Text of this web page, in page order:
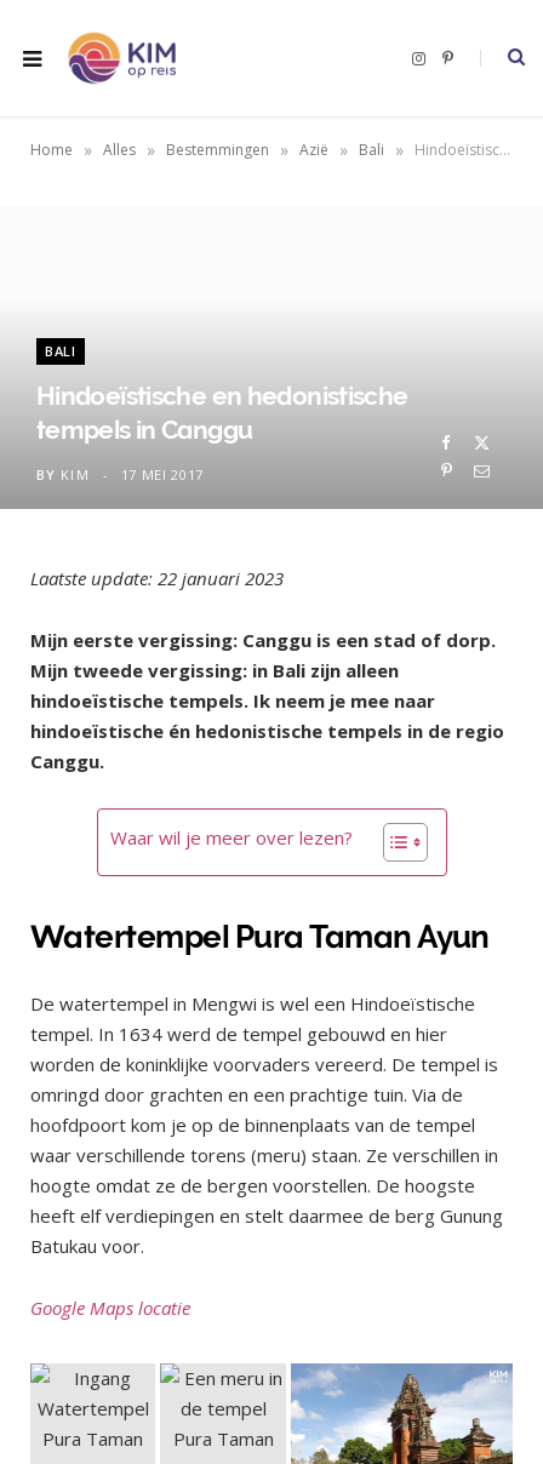
I
r
P
e
Home » Alles » Bestemmingen » Azië » Bali » Hindoeïstische en hedonistische tempels in Canggu
BALI
Hindoeïstische en hedonistische
tempels in Canggu
BY KIM 17 MEI 2017
Laatste update: 22 januari 2023
Mijn eerste vergissing: Canggu is een stad of dorp.
Mijn tweede vergissing: in Bali zijn alleen
hindoeïstische tempels. Ik neem je mee naar
hindoeïstische én hedonistische tempels in de regio
Canggu.
Waar wil je meer over lezen?
Watertempel Pura Taman Ayun
De watertempel in Mengwi is wel een Hindoeïstische
tempel. In 1634 werd de tempel gebouwd en hier
worden de koninklijke voorvaders vereerd. De tempel is
omringd door grachten en een prachtige tuin. Via de
hoofdpoort kom je op de binnenplaats van de tempel
waar verschillende torens (meru) staan. Ze verschillen in
hoogte omdat ze de bergen voorstellen. De hoogste
heeft elf verdiepingen en stelt daarmee de berg Gunung
Batukau voor.
Google Maps locatie